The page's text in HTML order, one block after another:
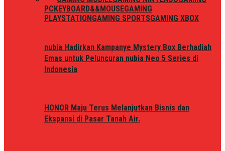
PCKEYBOARD&&MOUSEGAMING
PLAYSTATIONGAMING SPORTSGAMING XBOX
nubia Hadirkan Kampanye Mystery Box Berhadiah
Emas untuk Peluncuran nubia Neo 5 Series di
Indonesia
HONOR Maju Terus Melanjutkan Bisnis dan
Ekspansi di Pasar Tanah Air.